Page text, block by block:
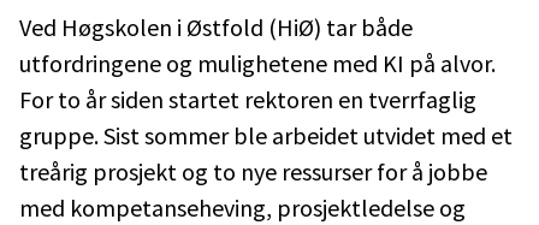
Ved Høgskolen i Østfold (HiØ) tar både
utfordringene og mulighetene med KI på alvor.
For to år siden startet rektoren en tverrfaglig
gruppe. Sist sommer ble arbeidet utvidet med et
treårig prosjekt og to nye ressurser for å jobbe
med kompetanseheving, prosjektledelse og